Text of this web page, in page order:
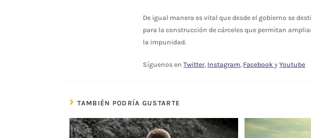
De igual manera es vital que desde el gobierno se
para la construcción de cárceles que permitan
la impunidad.
Síguenos en Twitter, Instagram, FacebookyYoutube
TAMBIÉN PODRÍA GUSTARTE